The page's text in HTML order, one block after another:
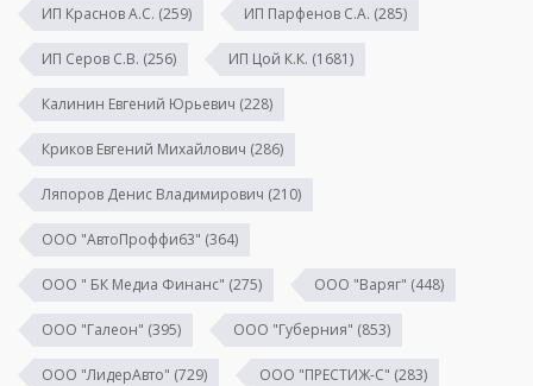
ИП Краснов А.С. (259) ИП Парфенов С.А. (285)
ИП Серов С.В. (256) ИП Цой К.К. (1681)
Калинин Евгений Юрьевич (228)
Криков Евгений Михайлович (286)
Ляпоров Денис Владимирович (210)
ООО "АвтоПроффи63" (364)
ООО " БК Медиа Финанс" (275) ООО "Варяг" (448)
ООО "Галеон" (395) ООО "Губерния" (853)
ООО "ЛидерАвто" (729) ООО "ПРЕСТИЖ-С" (283)